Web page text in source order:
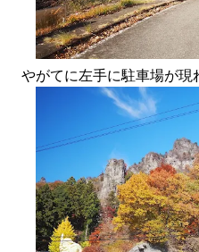
やがてに左手に駐車場が現